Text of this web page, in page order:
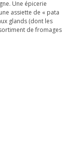
Une épicerie
assiette de « pata
glands (dont les
de fromages